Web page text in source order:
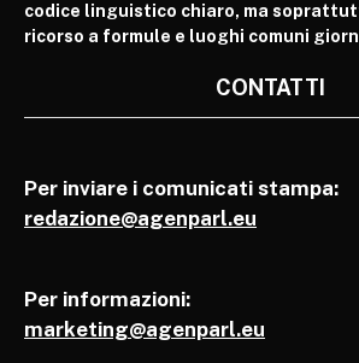
codice linguistico chiaro, ma
ricorso a formule e luoghi comuni
CONTATTI
Per inviare i comunicati stampa:
redazione@agenparl.eu
Per informazioni:
marketing@agenparl.eu